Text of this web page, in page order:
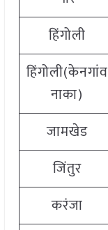
हिंगोली
हिंगोली(केनगांव
नाका)
जामखेड
जिंतुर
करंजा